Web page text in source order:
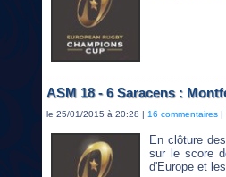
ASM 18 - 6 Saracens :
le 25/01/2015 à 20:28 | 16 commentaires |
En clôture
sur le score
d'Europe et